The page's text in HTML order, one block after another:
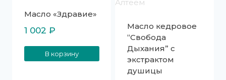
Масло «Здравие»
1 002 ₽
В корзину
Масло кедровое
“Свобода
Дыхания” с
экстрактом
душицы